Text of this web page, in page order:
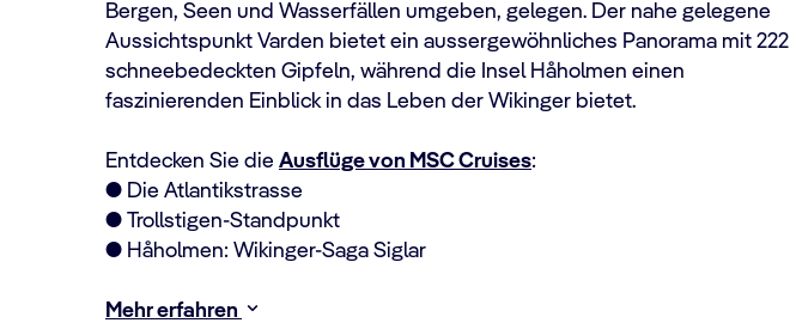
Bergen, Seen und Wasserfällen umgeben, gelegen. Der nahe gelegene
Aussichtspunkt Varden bietet ein aussergewöhnliches Panorama mit 222
schneebedeckten Gipfeln, während die Insel Håholmen einen
faszinierenden Einblick in das Leben der Wikinger bietet.
Entdecken Sie die Ausflüge von MSC Cruises:
● Die Atlantikstrasse
● Trollstigen-Standpunkt
● Håholmen: Wikinger-Saga Siglar
Mehr erfahren